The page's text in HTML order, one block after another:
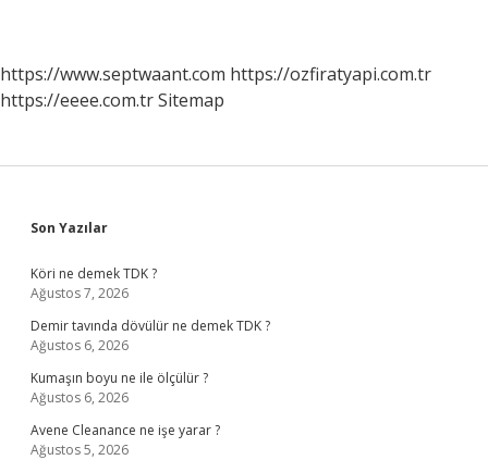
https://www.septwaant.com https://ozfiratyapi.com.tr
https://eeee.com.trSitemap
Sidebar
Son Yazılar
Köri ne demek TDK ?
Ağustos 7, 2026
Demir tavında dövülür ne demek TDK ?
Ağustos 6, 2026
Kumaşın boyu ne ile ölçülür ?
Ağustos 6, 2026
Avene Cleanance ne işe yarar ?
Ağustos 5, 2026